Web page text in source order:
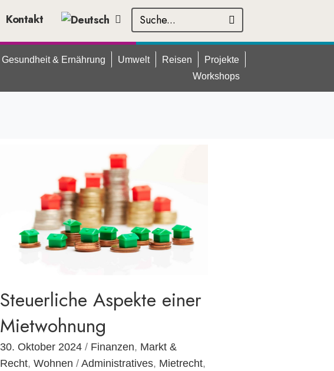
Kontakt
Gesundheit & Ernährung Umwelt Reisen
Projekte
Workshops
Steuerliche Aspekte einer
Mietwohnung
30. Oktober 2024 / Finanzen, Markt &
Recht, Wohnen / Administratives, Mietrecht,